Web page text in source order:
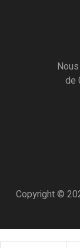
de
Copyright ©